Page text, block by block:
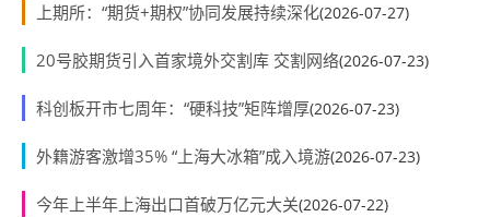
上期所：“期货+期权”协同发展持续深化(2026-07-27)
20号胶期货引入首家境外交割库 交割网络(2026-07-23)
科创板开市七周年：“硬科技”矩阵增厚(2026-07-23)
外籍游客激增35% “上海大冰箱”成入境游(2026-07-23)
今年上半年上海出口首破万亿元大关(2026-07-22)